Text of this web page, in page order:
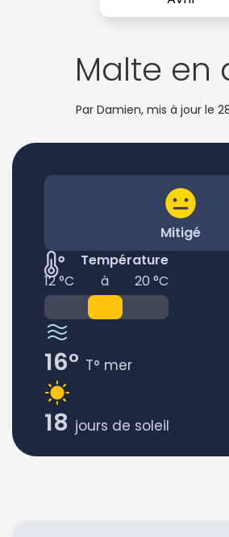
Malte en
Par Damien, mis à jour le
Mitigé
Température
12 °C
à 20 °C
16° T° mer
18 jours de soleil